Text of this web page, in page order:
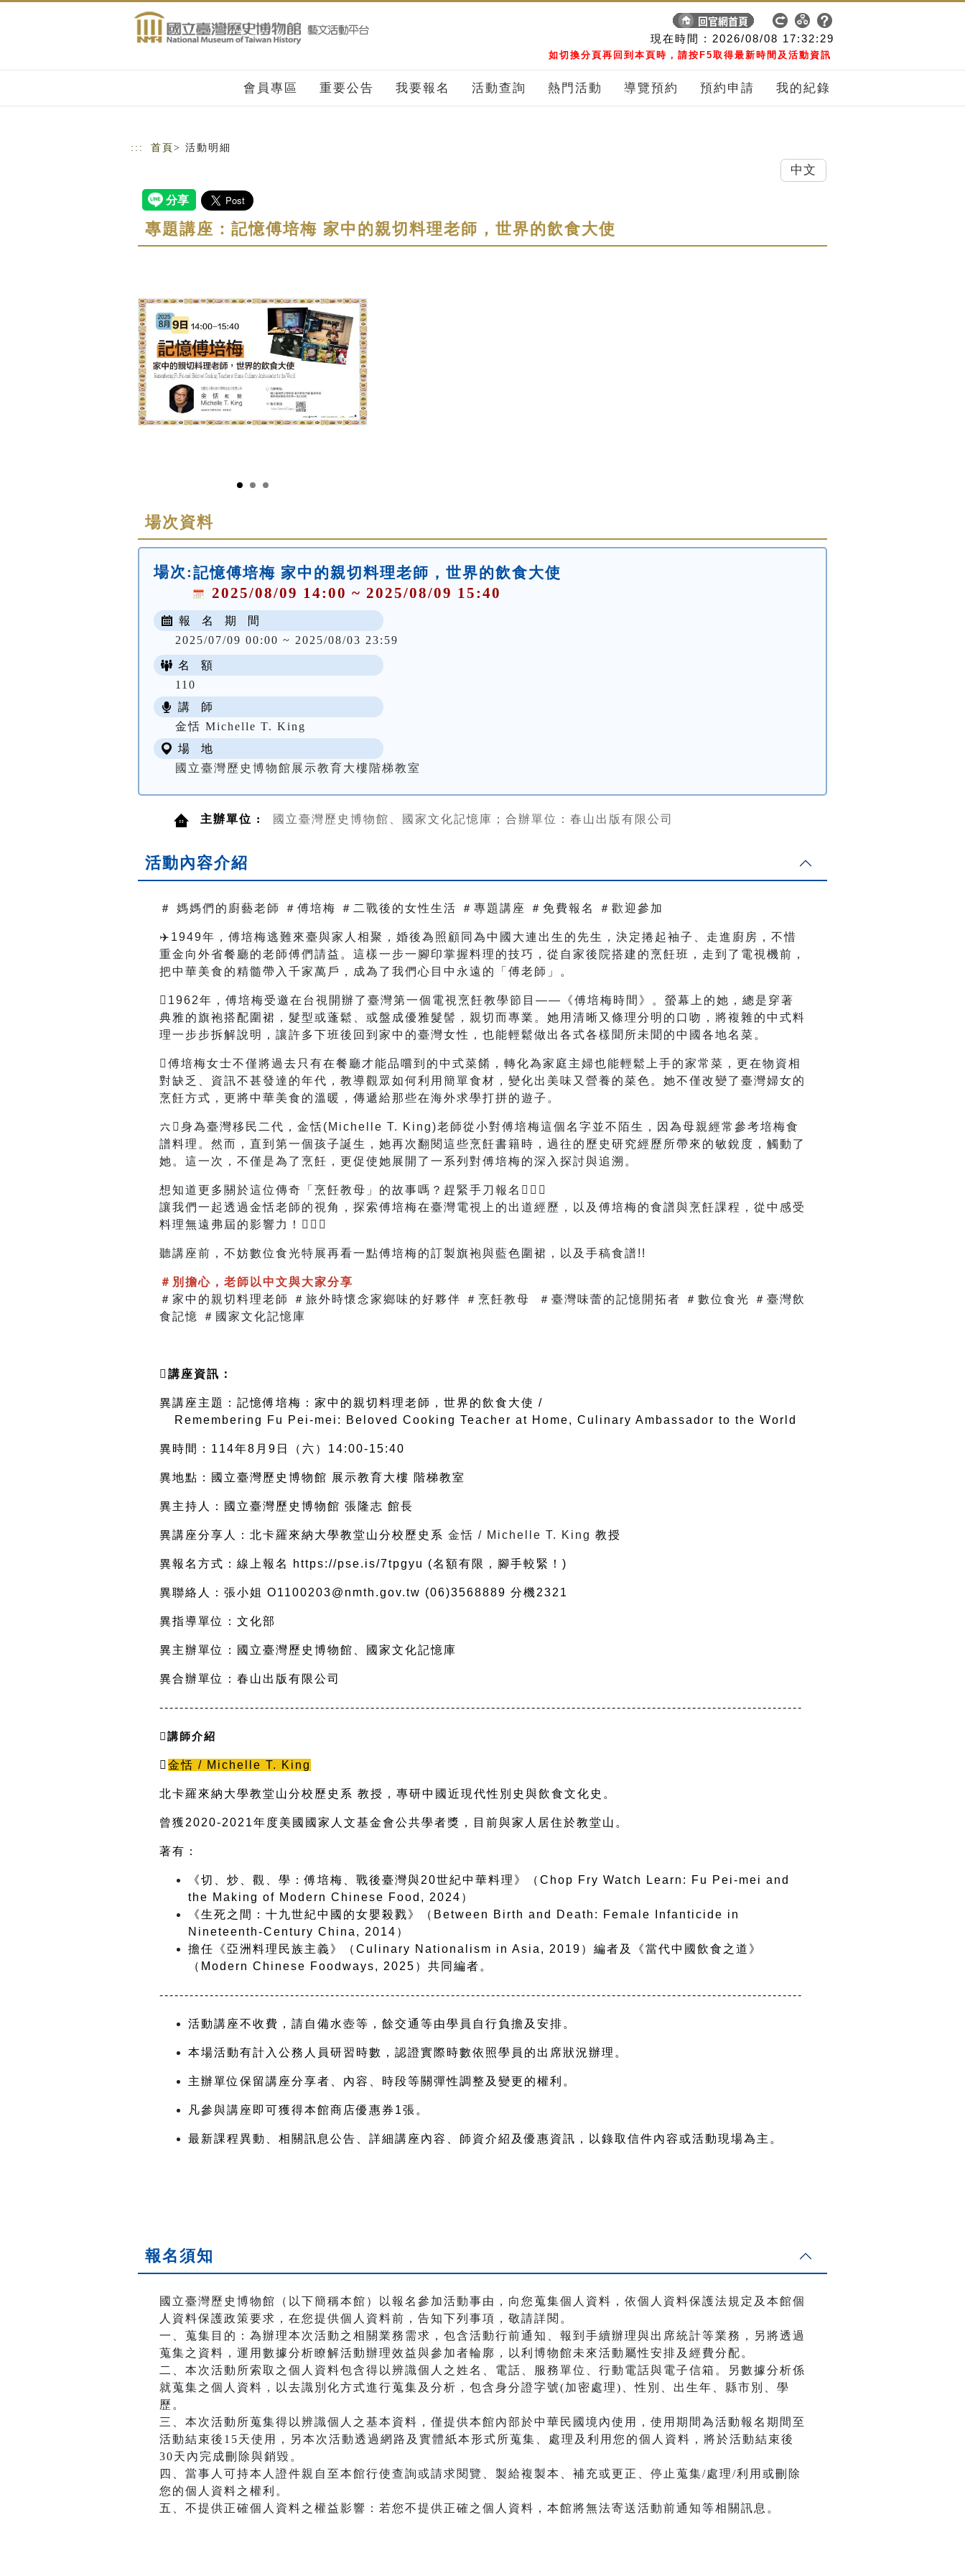
現在時間 : 2026/08/08 17:32:30
如切換分頁再回到本頁時，請按F5取得最新時間及活動資訊
會員專區 重要公告 我要報名 活動查詢 熱門活動 導覽預約 預約申請 我的紀錄
::: 首頁 > 活動明細
專題講座：記憶傅培梅 家中的親切料理老師，世界的飲食大使
場次資料
場次:記憶傅培梅 家中的親切料理老師，世界的飲食大使
2025/08/09 14:00 ~ 2025/08/09 15:40
報 名 期 間
2025/07/09 00:00 ~ 2025/08/03 23:59
名 額
110
講 師
金恬 Michelle T. King
場 地
國立臺灣歷史博物館展示教育大樓階梯教室
主辦單位 : 國立臺灣歷史博物館、國家文化記憶庫；合辦單位：春山出版有限公司
活動內容介紹
＃ 媽媽們的廚藝老師 ＃傅培梅 ＃二戰後的女性生活 ＃專題講座 ＃免費報名 ＃歡迎參加
✈️1949年，傅培梅逃難來臺與家人相聚，婚後為照顧同為中國大連出生的先生，決定捲起袖子、走進廚房，不惜
重金向外省餐廳的老師傅們請益。這樣一步一腳印掌握料理的技巧，從自家後院搭建的烹飪班，走到了電視機前，
把中華美食的精髓帶入千家萬戶，成為了我們心目中永遠的「傅老師」。
1962年，傅培梅受邀在台視開辦了臺灣第一個電視烹飪教學節目——《傅培梅時間》。螢幕上的她，總是穿著
典雅的旗袍搭配圍裙，髮型或蓬鬆、或盤成優雅髮髻，親切而專業。她用清晰又條理分明的口吻，將複雜的中式料
理一步步拆解說明，讓許多下班後回到家中的臺灣女性，也能輕鬆做出各式各樣聞所未聞的中國各地名菜。
傅培梅女士不僅將過去只有在餐廳才能品嚐到的中式菜餚，轉化為家庭主婦也能輕鬆上手的家常菜，更在物資相
對缺乏、資訊不甚發達的年代，教導觀眾如何利用簡單食材，變化出美味又營養的菜色。她不僅改變了臺灣婦女的
烹飪方式，更將中華美食的溫暖，傳遞給那些在海外求學打拼的遊子。
六‍身為臺灣移民二代，金恬(Michelle T. King)老師從小對傅培梅這個名字並不陌生，因為母親經常參考培梅食
譜料理。然而，直到第一個孩子誕生，她再次翻閱這些烹飪書籍時，過往的歷史研究經歷所帶來的敏銳度，觸動了
她。這一次，不僅是為了烹飪，更促使她展開了一系列對傅培梅的深入探討與追溯。
想知道更多關於這位傳奇「烹飪教母」的故事嗎？趕緊手刀報名
讓我們一起透過金恬老師的視角，探索傅培梅在臺灣電視上的出道經歷，以及傅培梅的食譜與烹飪課程，從中感受
料理無遠弗屆的影響力！
聽講座前，不妨數位食光特展再看一點傅培梅的訂製旗袍與藍色圍裙，以及手稿食譜!!
＃別擔心，老師以中文與大家分享
＃家中的親切料理老師 ＃旅外時懷念家鄉味的好夥伴 ＃烹飪教母 ＃臺灣味蕾的記憶開拓者 ＃數位食光 ＃臺灣飲
食記憶 ＃國家文化記憶庫
講座資訊：
異講座主題：記憶傅培梅：家中的親切料理老師，世界的飲食大使 /
Remembering Fu Pei-mei: Beloved Cooking Teacher at Home, Culinary Ambassador to the World
異時間：114年8月9日（六）14:00-15:40
異地點：國立臺灣歷史博物館 展示教育大樓 階梯教室
異主持人：國立臺灣歷史博物館 張隆志 館長
異講座分享人： 北卡羅來納大學教堂山分校歷史系 金恬 / Michelle T. King 教授
異報名方式：線上報名 https://pse.is/7tpgyu (名額有限，腳手較緊！)
異聯絡人：張小姐 O1100203@nmth.gov.tw (06)3568889 分機2321
異指導單位：文化部
異主辦單位：國立臺灣歷史博物館、國家文化記憶庫
異合辦單位：春山出版有限公司
--------------------------------------------------------------------------------------------------------------------------------
講師介紹
 金恬 / Michelle T. King
北卡羅來納大學教堂山分校歷史系 教授，專研中國近現代性別史與飲食文化史。
曾獲2020-2021年度美國國家人文基金會公共學者獎，目前與家人居住於教堂山。
著有：
《切、炒、觀、學：傅培梅、戰後臺灣與20世紀中華料理》（Chop Fry Watch Learn: Fu Pei-mei and
the Making of Modern Chinese Food, 2024）
《生死之間：十九世紀中國的女嬰殺戮》（Between Birth and Death: Female Infanticide in
Nineteenth-Century China, 2014）
擔任《亞洲料理民族主義》（Culinary Nationalism in Asia, 2019）編者及《當代中國飲食之道》
（Modern Chinese Foodways, 2025）共同編者。
--------------------------------------------------------------------------------------------------------------------------------
活動講座不收費，請自備水壺等，餘交通等由學員自行負擔及安排。
本場活動有計入公務人員研習時數，認證實際時數依照學員的出席狀況辦理。
主辦單位保留講座分享者、內容、時段等關彈性調整及變更的權利。
凡參與講座 即可獲得本館商店優惠券1張。
最新課程異動、相關訊息公告、詳細講座內容、師資介紹及優惠資訊，以錄取信件內容或活動現場為主。
報名須知
國立臺灣歷史博物館（以下簡稱本館）以報名參加活動事由，向您蒐集個人資料，依個人資料保護法規定及本館個
人資料保護政策要求，在您提供個人資料前，告知下列事項，敬請詳閱。
一、蒐集目的：為辦理本次活動之相關業務需求，包含活動行前通知、報到手續辦理與出席統計等業務，另將透過
蒐集之資料，運用數據分析瞭解活動辦理效益與參加者輪廓，以利博物館未來活動屬性安排及經費分配。
二、本次活動所索取之個人資料包含得以辨識個人之姓名、電話、服務單位、行動電話與電子信箱。另數據分析係
就蒐集之個人資料，以去識別化方式進行蒐集及分析，包含身分證字號(加密處理)、性別、出生年、縣市別、學
歷。
三、本次活動所蒐集得以辨識個人之基本資料，僅提供本館內部於中華民國境內使用，使用期間為活動報名期間至
活動結束後15天使用，另本次活動透過網路及實體紙本形式所蒐集、處理及利用您的個人資料，將於活動結束後
30天內完成刪除與銷毀。
四、當事人可持本人證件親自至本館行使查詢或請求閱覽、製給複製本、補充或更正、停止蒐集/處理/利用或刪除
您的個人資料之權利。
五、不提供正確個人資料之權益影響：若您不提供正確之個人資料，本館將無法寄送活動前通知等相關訊息。